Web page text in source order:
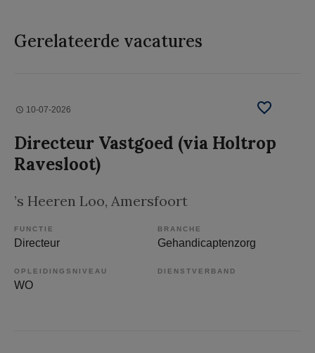
Gerelateerde vacatures
10-07-2026
Directeur Vastgoed (via Holtrop
Ravesloot)
’s Heeren Loo, Amersfoort
FUNCTIE
Directeur
BRANCHE
Gehandicaptenzorg
OPLEIDINGSNIVEAU
WO
DIENSTVERBAND